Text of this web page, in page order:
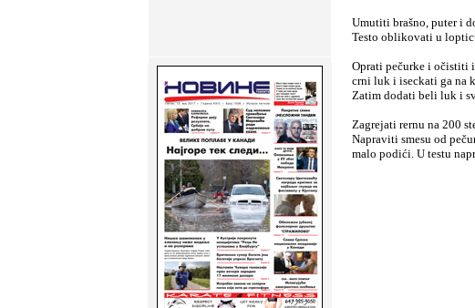
Umutiti brašno, puter i
Testo oblikovati u
Oprati pečurke i očistiti
crni luk i iseckati ga na
Zatim dodati beli luk i
Zagrejati rernu na 200
Napraviti smesu od
malo podići. U testu